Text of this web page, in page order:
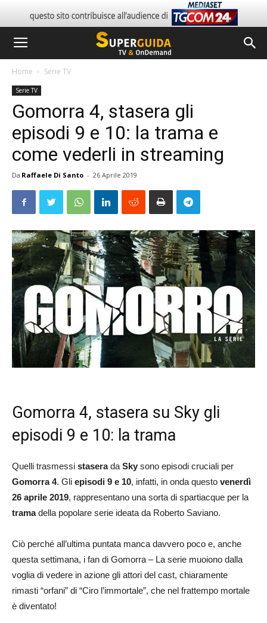
Home Serie TV
Serie TV
Gomorra 4, stasera gli
episodi 9 e 10: la trama e
come vederli in streaming
Da Raffaele Di Santo - 26 Aprile 2019
Gomorra 4, stasera su Sky gli
episodi 9 e 10: la trama
Quelli trasmessi staserada Sky sono episodi cruciali per
Gomorra 4. Gli episodi 9 e 10, infatti, in onda questo venerdì
26 aprile 2019, rappresentano una sorta di spartiacque per la
tramadella popolare serie ideata da Roberto Saviano.
Ciò perché all’ultima puntata manca davvero poco e, anche
questa settimana, i fan di Gomorra – La serie muoiono dalla
voglia di vedere in azione gli attori del cast, chiaramente
rimasti “orfani” di “Ciro l’immortale”, che nel frattempo mortale
è diventato!